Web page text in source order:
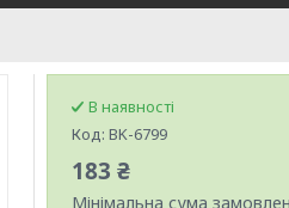
В наявності
Код: BK-6799
183 ₴
Мінімальна сума